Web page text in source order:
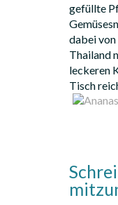
gefüllte
dabei
Thailand
leckeren
Tisch